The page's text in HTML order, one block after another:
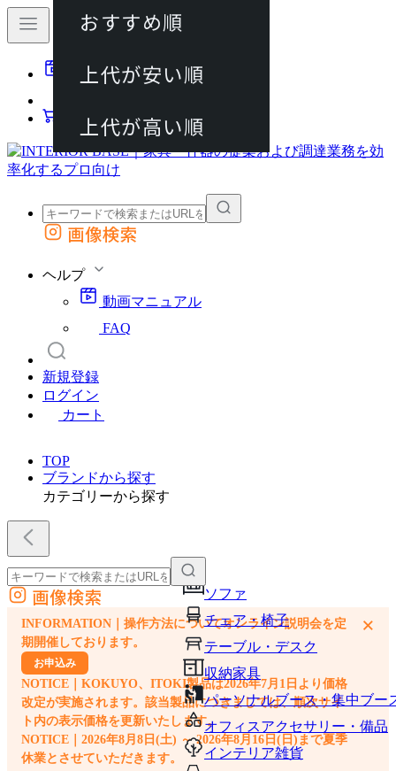
動画マニュアル
カート
外部サイトの商品をカートに追加
画像検索
ヘルプ
動画マニュアル
FAQ
新規登録
ログイン
カート
TOP
ブランドから探す
カテゴリーから探す
ソファ
チェア・椅子
テーブル・デスク
収納家具
パーソナルブース・集中ブー
オフィスアクセサリー・備品
インテリア雑貨
外部サイトの商品をカートに追加
他のサイトで見つけた商品ページのURLを貼り付けて、カートに追加できます
画像検索
INFORMATION｜操作方法についてオンライン説明会を定
期開催しております。
お申込み
NOTICE｜KOKUYO、ITOKI製品は2026年7月1日より価格
改定が実施されます。該当製品につきましては、順次サイ
ト内の表示価格を更新いたします。
NOTICE｜2026年8月8日(土) ～ 2026年8月16日(日)まで夏季
休業とさせていただきます。
×
おすすめ順
上代が安い順
上代が高い順